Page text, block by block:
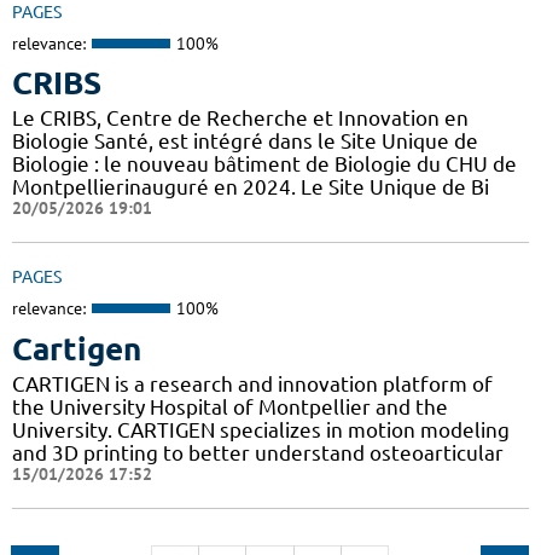
PAGES
relevance: 100%
CRIBS
Le CRIBS, Centre de Recherche et Innovation en
Biologie Santé, est intégré dans le Site Unique de
Biologie : le nouveau bâtiment de Biologie du CHU de
Montpellierinauguré en 2024. Le Site Unique de Bi
20/05/2026 19:01
PAGES
relevance: 100%
Cartigen
CARTIGEN is a research and innovation platform of
the University Hospital of Montpellier and the
University. CARTIGEN specializes in motion modeling
and 3D printing to better understand osteoarticular
15/01/2026 17:52